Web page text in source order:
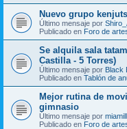
Nuevo grupo
Último mensaje por
Publicado en Foro de
Se alquila sala
Castilla - 5 Torres)
Último mensaje por Black
Publicado en Tablón de
Mejor rutina de
gimnasio
Último mensaje por
Publicado en Foro de